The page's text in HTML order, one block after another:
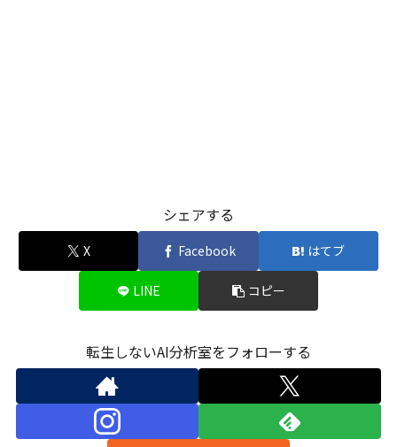
シェアする
X Facebook はてブ
LINE コピー
転生しないAI分析室をフォローする